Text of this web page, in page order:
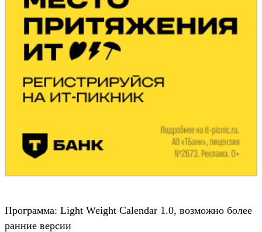
Программа: Light Weight Calendar 1.0, возможно более
ранние версии